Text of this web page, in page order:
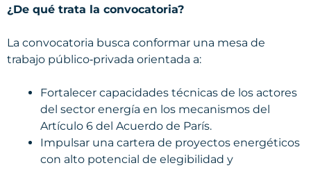
¿De qué trata la convocatoria?
La convocatoria busca conformar una mesa de
trabajo público‑privada orientada a:
Fortalecer capacidades técnicas de los actores
del sector energía en los mecanismos del
Artículo 6 del Acuerdo de París.
Impulsar una cartera de proyectos energéticos
con alto potencial de elegibilidad y